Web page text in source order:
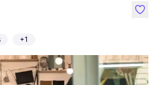
+1
like